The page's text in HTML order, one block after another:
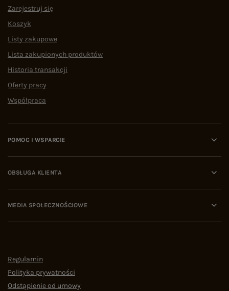
Zarejestruj się
Koszyk
Listy zakupowe
Lista zakupionych produktów
Historia transakcji
Oferty pracy
Współpraca
POMOC I WSPARCIE
OBSŁUGA KLIENTA
MEDIA SPOŁECZNOŚCIOWE
Regulamin
Polityka prywatności
Odstąpienie od umowy